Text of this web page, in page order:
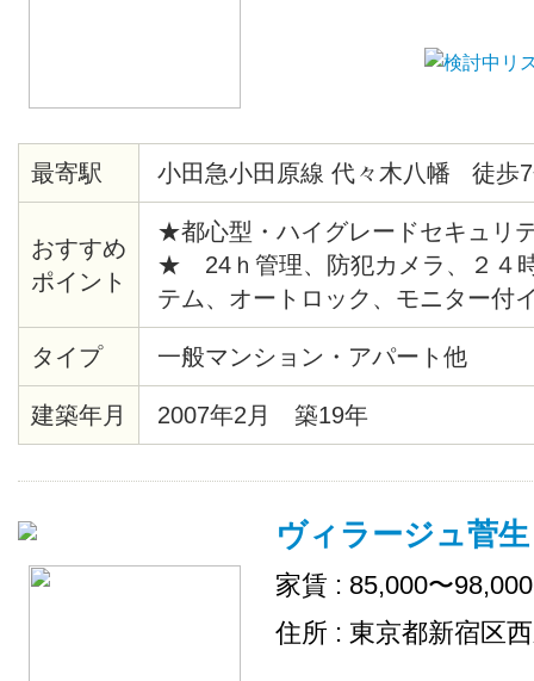
最寄駅 小田急小田原線 代々木八幡 徒歩
おすすめ
ポイント
★都心型・ハイグレードセキュリ
★ 24ｈ管理、防犯カメラ、２４
テム、オートロック、モニター付
給湯、バストイレ別、暖房便座、
ションフロア、各居室照明、ピク
時間換気システム、クローゼット
ス、エレベーター、宅配ロッカー
出し可、敷地内ごみ置き場、ネッ
タイプ 一般マンション・アパート他
建築年月 2007年2月 築19年
ヴィラージュ菅生
家賃 : 85,000〜
住所 : 東京都新宿区